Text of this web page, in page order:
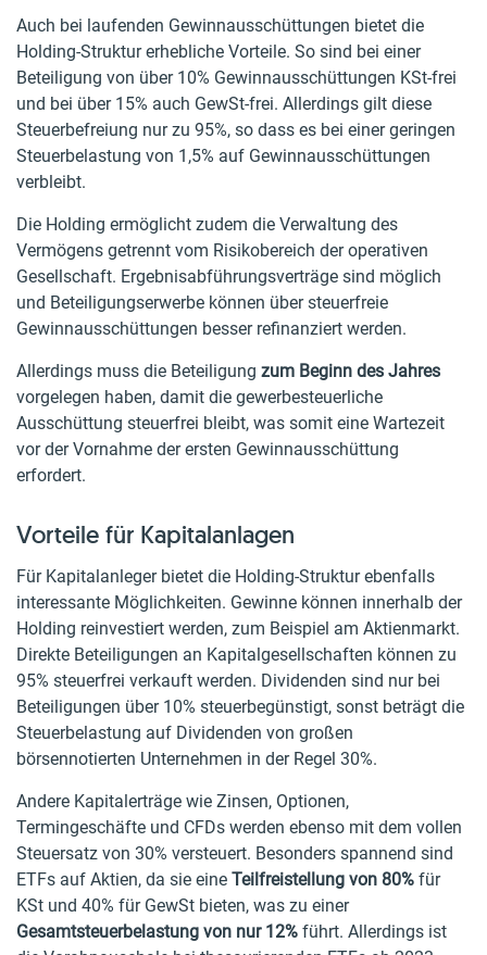
Auch bei laufenden Gewinnausschüttungen bietet die
Holding-Struktur erhebliche Vorteile. So sind bei einer
Beteiligung von über 10% Gewinnausschüttungen KSt-frei
und bei über 15% auch GewSt-frei. Allerdings gilt diese
Steuerbefreiung nur zu 95%, so dass es bei einer geringen
Steuerbelastung von 1,5% auf Gewinnausschüttungen
verbleibt.
Die Holding ermöglicht zudem die Verwaltung des
Vermögens getrennt vom Risikobereich der operativen
Gesellschaft. Ergebnisabführungsverträge sind möglich
und Beteiligungserwerbe können über steuerfreie
Gewinnausschüttungen besser refinanziert werden.
Allerdings muss die Beteiligung zum Beginn des Jahres
vorgelegen haben, damit die gewerbesteuerliche
Ausschüttung steuerfrei bleibt, was somit eine Wartezeit
vor der Vornahme der ersten Gewinnausschüttung
erfordert.
Vorteile für Kapitalanlagen
Für Kapitalanleger bietet die Holding-Struktur ebenfalls
interessante Möglichkeiten. Gewinne können innerhalb der
Holding reinvestiert werden, zum Beispiel am Aktienmarkt.
Direkte Beteiligungen an Kapitalgesellschaften können zu
95% steuerfrei verkauft werden. Dividenden sind nur bei
Beteiligungen über 10% steuerbegünstigt, sonst beträgt die
Steuerbelastung auf Dividenden von großen
börsennotierten Unternehmen in der Regel 30%.
Andere Kapitalerträge wie Zinsen, Optionen,
Termingeschäfte und CFDs werden ebenso mit dem vollen
Steuersatz von 30% versteuert. Besonders spannend sind
ETFs auf Aktien, da sie eine Teilfreistellung von 80% für
KSt und 40% für GewSt bieten, was zu einer
Gesamtsteuerbelastung von nur 12% führt. Allerdings ist